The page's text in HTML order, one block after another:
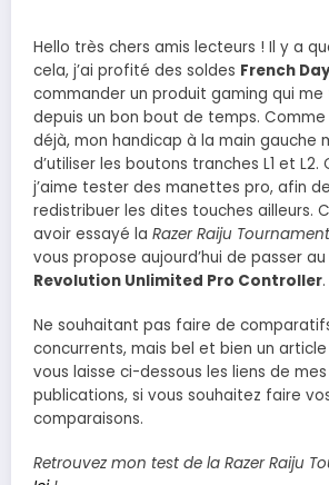
Hello très chers amis lecteurs ! Il y a
cela, j’ai profité des soldes French
commander un produit gaming qui
depuis un bon bout de temps. Comme
déjà, mon handicap à la main gauche
d’utiliser les boutons tranches L1 et L2.
j’aime tester des manettes pro, afin
redistribuer les dites touches ailleurs.
avoir essayé la Razer Raiju
vous propose aujourd’hui de passer
Revolution Unlimited Pro Controller.
Ne souhaitant pas faire de
concurrents, mais bel et bien un
vous laisse ci-dessous les liens de
publications, si vous souhaitez faire
comparaisons.
Retrouvez mon test de la Razer Raiju